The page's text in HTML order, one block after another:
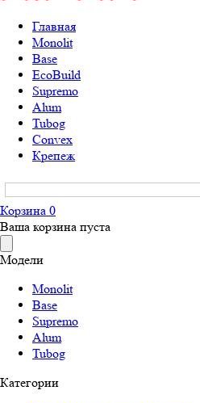
Главная
Monolit
Base
EcoBuild
Supremo
Alum
Tubog
Convex
Крепеж
Корзина 0
Ваша корзина пуста
Модели
Monolit
Base
Supremo
Alum
Tubog
Категории